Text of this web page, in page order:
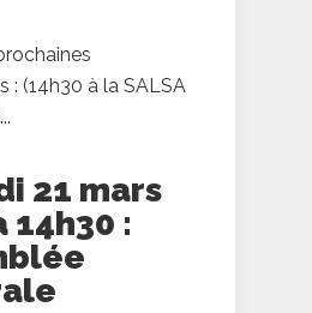
: (14h30 à la SALSA
21 mars
14h30 :